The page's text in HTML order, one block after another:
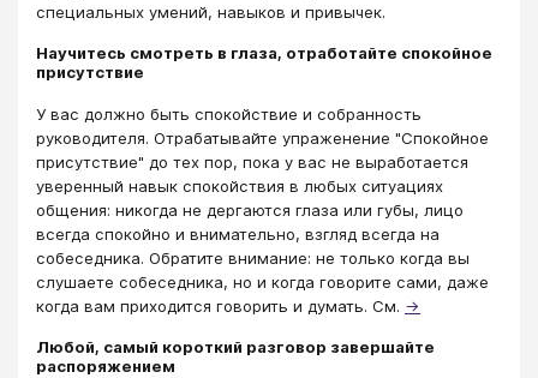
специальных умений, навыков и привычек.
Научитесь смотреть в глаза, отработайте спокойное
присутствие
У вас должно быть спокойствие и собранность
руководителя. Отрабатывайте упраженение "Спокойное
присутствие" до тех пор, пока у вас не выработается
уверенный навык спокойствия в любых ситуациях
общения: никогда не дергаются глаза или губы, лицо
всегда спокойно и внимательно, взгляд всегда на
собеседника. Обратите внимание: не только когда вы
слушаете собеседника, но и когда говорите сами, даже
когда вам приходится говорить и думать. См. →
Любой, самый короткий разговор завершайте
распоряжением